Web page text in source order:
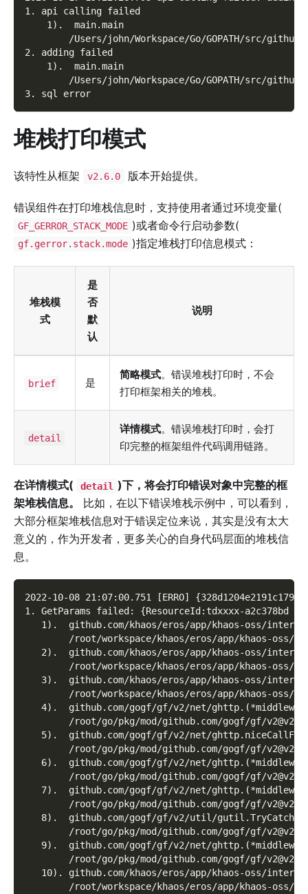
1. api calling failed
    1).  main.main
/Users/john/Workspace/Go/GOPATH/src/
2. adding failed
    1).  main.main
/Users/john/Workspace/Go/GOPATH/src/
3. sql error
堆栈打印模式
该特性从框架 v2.6.0 版本开始提供。
错误组件在打印堆栈信息时，支持使用者通过环境变量(
GF_GERROR_STACK_MODE )或者命令行启动参数(
gf.gerror.stack.mode )指定堆栈打印信息模式：
堆栈模
式
是
否
默
认
说明
brief 是
简略模式。错误堆栈打印时，不会
打印框架相关的堆栈。
detail
详情模式。错误堆栈打印时，会打
印完整的框架组件代码调用链路。
在详情模式( detail )下，将会打印错误对象中完整的框
架堆栈信息。
比如，在以下错误堆栈示例中，可以看到，
大部分框架堆栈信息对于错误定位来说，其实是没有太大
意义的，作为开发者，更多关心的自身代码层面的堆栈信
息。
2022-10-08 21:07:00.751 [ERRO]
1. GetParams failed: {ResourceId:tdxxxx-a2c378bd
1).  github.com/khaos/eros/app/khaos-oss/
/root/workspace/khaos/eros/app/khaos-oss/
2).  github.com/khaos/eros/app/khaos-oss/
/root/workspace/khaos/eros/app/khaos-oss/
3).  github.com/khaos/eros/app/khaos-oss/
/root/workspace/khaos/eros/app/khaos-oss/
4).  github.com/gogf/gf/v2/net/
/root/go/pkg/mod/github.com/gogf/gf/
5).  github.com/gogf/gf/v2/net/
/root/go/pkg/mod/github.com/gogf/gf/
6).  github.com/gogf/gf/v2/net/
/root/go/pkg/mod/github.com/gogf/gf/
7).  github.com/gogf/gf/v2/net/
/root/go/pkg/mod/github.com/gogf/gf/
   8).  github.com/gogf/gf/v2/util/gutil.TryCatch
/root/go/pkg/mod/github.com/gogf/gf/
9).  github.com/gogf/gf/v2/net/
/root/go/pkg/mod/github.com/gogf/gf/
10). github.com/khaos/eros/app/khaos-oss/
/root/workspace/khaos/eros/app/khaos-oss/